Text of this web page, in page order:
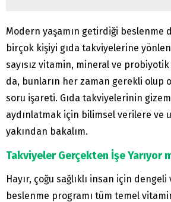
Modern yaşamın getirdiği beslenme
birçok kişiyi gıda takviyelerine
sayısız vitamin, mineral ve
da, bunların her zaman gerekli olup
soru işareti. Gıda takviyelerinin
aydınlatmak için bilimsel verilere ve
yakından bakalım.
Takviyeler Gerçekten İşe Yarıyor
Hayır, çoğu sağlıklı insan için
beslenme programı tüm temel